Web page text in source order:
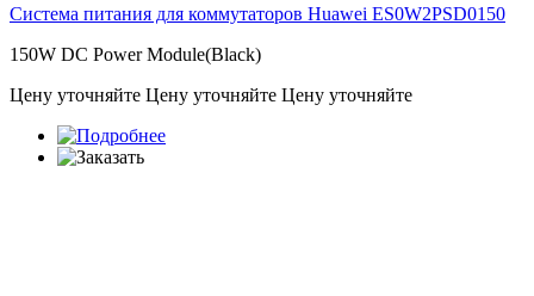
Система питания для коммутаторов Huawei ES0W2PSD0150
150W DC Power Module(Black)
Цену уточняйте Цену уточняйте Цену уточняйте